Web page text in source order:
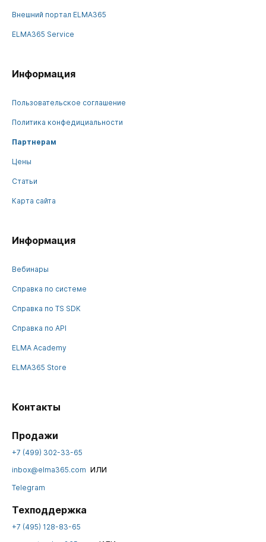
Внешний портал ELMA365
ELMA365 Service
Информация
Пользовательское соглашение
Политика конфедициальности
Партнерам
Цены
Статьи
Карта сайта
Информация
Вебинары
Справка по системе
Справка по TS SDK
Справка по API
ELMA Academy
ELMA365 Store
Контакты
Продажи
+7 (499) 302-33-65
inbox@elma365.com или
Telegram
Техподдержка
+7 (495) 128-83-65